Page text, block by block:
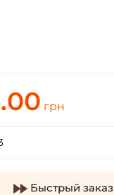
грн
Быстрый заказ